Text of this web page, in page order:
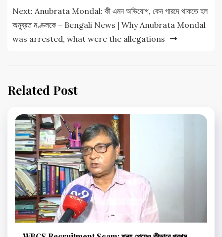
Next: Anubrata Mondal: কী এমন অভিযোগ, কেন গারদে থাকতে হল
অনুব্রত মণ্ডলকে – Bengali News | Why Anubrata Mondal
was arrested, what were the allegations
Related Post